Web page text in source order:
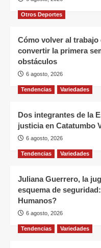
Otros Deportes
Cómo volver al trabajo
convertir la primera
obstáculos
6 agosto, 2026
Tendencias Variedades
Dos integrantes de la
justicia en Catatumbo
6 agosto, 2026
Tendencias Variedades
Juliana Guerrero, la
esquema de
Humanos?
6 agosto, 2026
Tendencias Variedades